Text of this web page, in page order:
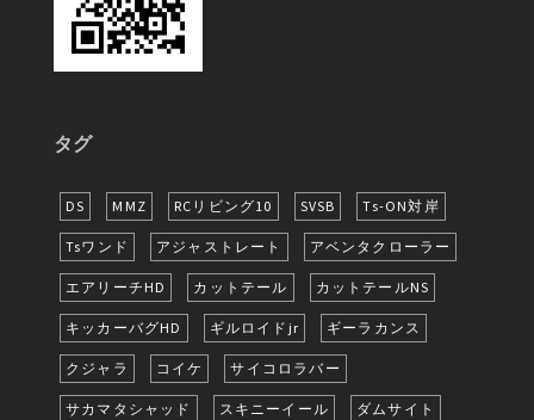
タグ
DS MMZ RCリビング10 SVSB Ts-ON対岸
Tsワンド アジャストレート アベンタクローラー
エアリーチHD カットテール カットテールNS
キッカーバグHD ギルロイドjr ギーラカンス
クジャラ コイケ サイコロラバー
サカマタシャッド スキニーイール ダムサイト